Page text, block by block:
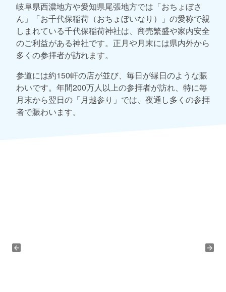
岐阜県西濃地方や愛知県尾張地方では「おちょぼさ
ん」「お千代保稲荷（おちょぼいなり）」の愛称で親
しまれている千代保稲荷神社は、商売繁盛や家内安全
のご利益がある神社です。正月や月末には県内外から
多くの参拝者が訪れます。
参道には約150軒の店が並び、毎日が縁日のような賑
わいです。年間200万人以上の参拝者が訪れ、特に毎
月末から翌日の「月越参り」では、夜通し多くの参拝
者で賑わいます。